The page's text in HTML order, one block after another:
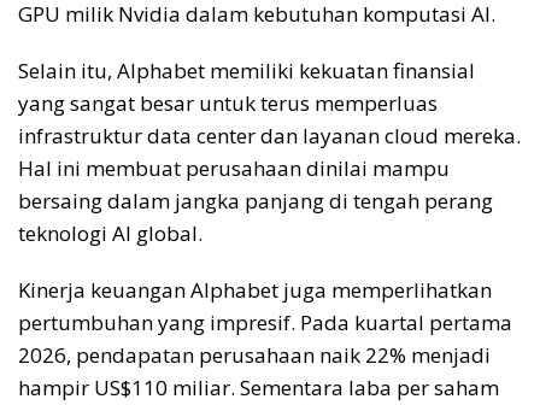
GPU milik Nvidia dalam kebutuhan komputasi AI.
Selain itu, Alphabet memiliki kekuatan finansial
yang sangat besar untuk terus memperluas
infrastruktur data center dan layanan cloud mereka.
Hal ini membuat perusahaan dinilai mampu
bersaing dalam jangka panjang di tengah perang
teknologi AI global.
Kinerja keuangan Alphabet juga memperlihatkan
pertumbuhan yang impresif. Pada kuartal pertama
2026, pendapatan perusahaan naik 22% menjadi
hampir US$110 miliar. Sementara laba per saham